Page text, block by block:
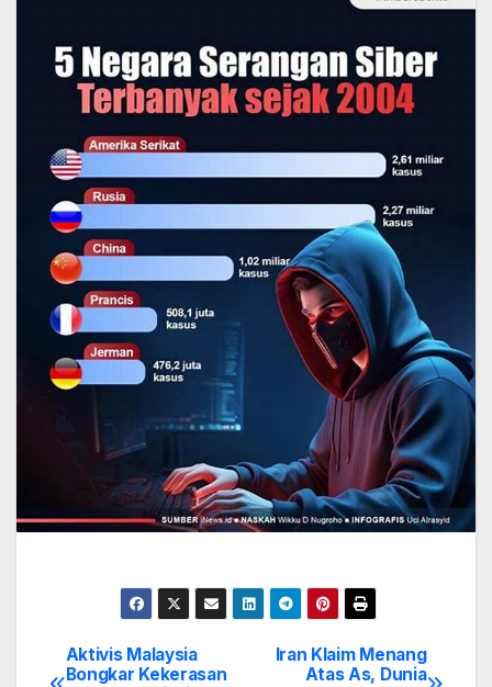
Post
Iran Klaim Menang
Atas As, Dunia
Aktivis Malaysia
Bongkar Kekerasan